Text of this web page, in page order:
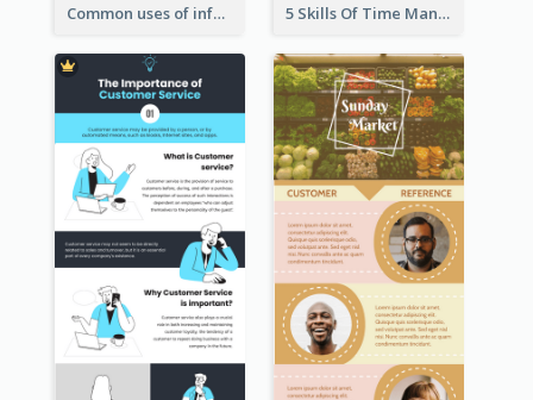
Common uses of infographic 5 Skills Of Time Management